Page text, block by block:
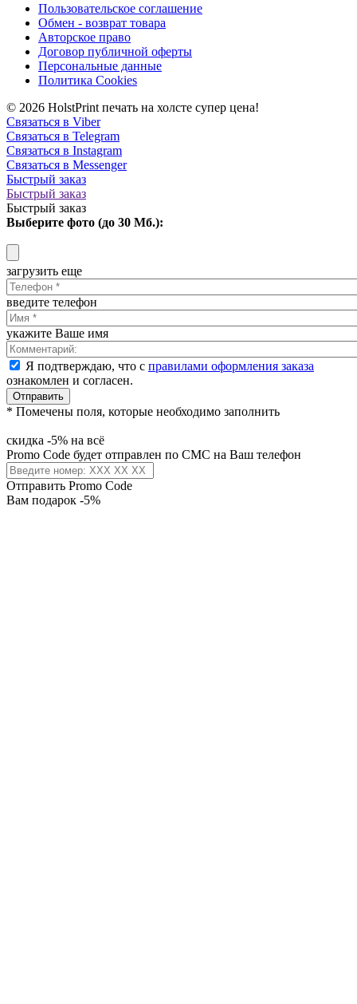
Пользовательское соглашение
Обмен - возврат товара
Авторское право
Договор публичной оферты
Персональные данные
Политика Cookies
© 2026 HolstPrint печать на холсте супер цена!
Связаться в Viber
Связаться в Telegram
Связаться в Instagram
Связаться в Messenger
Быстрый заказ
Быстрый заказ
Быстрый заказ
Выберите фото (до 30 Мб.):
загрузить еще
введите телефон
укажите Ваше имя
Я подтверждаю, что с правилами оформления заказа
ознакомлен и согласен.
Отправить
* Помечены поля, которые необходимо заполнить
скидка -5% на всё
Promo Code будет отправлен по СМС на Ваш телефон
Отправить Promo Code
Вам подарок -5%